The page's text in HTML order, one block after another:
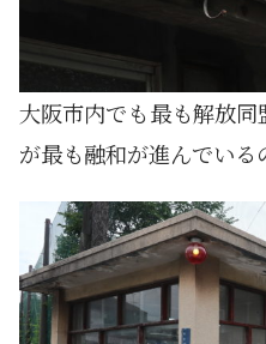
大阪市内でも最も解放
が最も融和が進んでいる